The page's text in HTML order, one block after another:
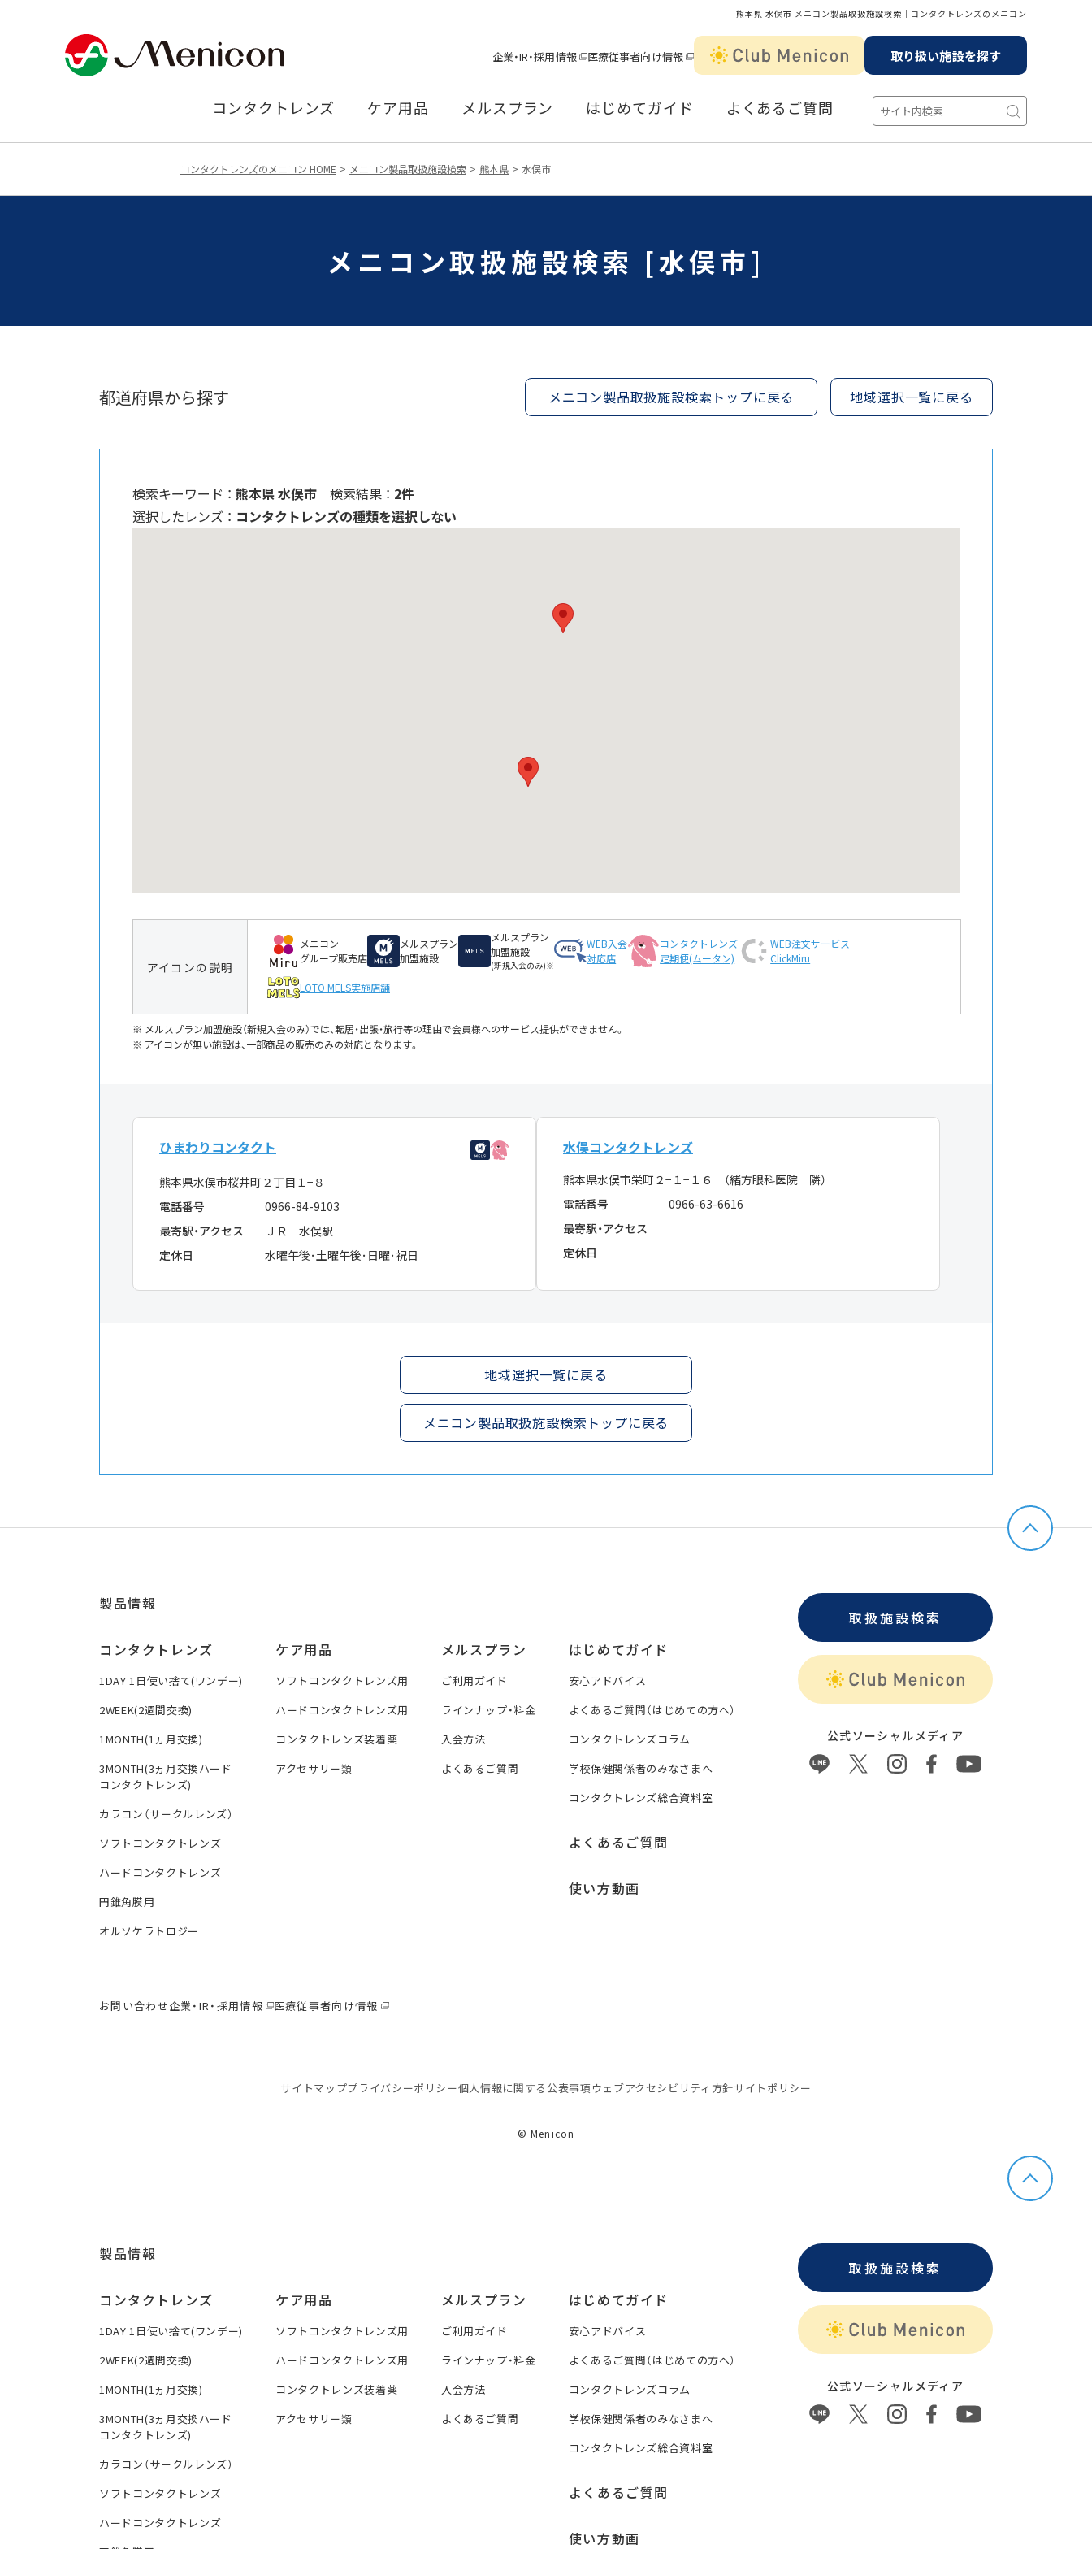
熊本県 水俣市 メニコン製品取扱施設検索│コンタクトレンズのメニコン
企業・IR・採用情報 医療従事者向け情報 取り扱い施設を探す
コンタクトレンズ ケア用品 メルスプラン はじめてガイド よくあるご質問
コンタクトレンズのメニコン HOME メニコン製品取扱施設検索 熊本県 水俣市
メニコン取扱施設検索 [水俣市]
都道府県から探す メニコン製品取扱施設検索トップに戻る 地域選択一覧に戻る
検索キーワード ： 熊本県 水俣市 検索結果 ： 2件
選択したレンズ ： コンタクトレンズの種類を選択しない
アイコンの説明
メニコン
グループ販売店
メルスプラン
加盟施設
メルスプラン
加盟施設
(新規入会のみ)※
WEB入会
対応店
コンタクトレンズ
定期便(ムータン)
WEB注文サービス
ClickMiru
LOTO MELS実施店舗
メルスプラン加盟施設（新規入会のみ）では、転居・出張・旅行等の理由で会員様へのサービス提供ができません。
アイコンが無い施設は、一部商品の販売のみの対応となります。
ひまわりコンタクト
熊本県水俣市桜井町２丁目１−８
電話番号
0966-84-9103
最寄駅・アクセス
ＪＲ 水俣駅
定休日
水曜午後･土曜午後･日曜･祝日
水俣コンタクトレンズ
熊本県水俣市栄町２−１−１６ （緒方眼科医院 隣）
電話番号
0966-63-6616
最寄駅・アクセス
定休日
地域選択一覧に戻る
メニコン製品取扱施設検索トップに戻る
製品情報
コンタクトレンズ
1DAY 1日使い捨て(ワンデー)
2WEEK(2週間交換)
1MONTH(1ヵ月交換)
3MONTH(3ヵ月交換ハード
コンタクトレンズ)
カラコン（サークルレンズ）
ソフトコンタクトレンズ
ハードコンタクトレンズ
円錐角膜用
オルソケラトロジー
ケア用品
ソフトコンタクトレンズ用
ハードコンタクトレンズ用
コンタクトレンズ装着薬
アクセサリー類
メルスプラン
ご利用ガイド
ラインナップ・料金
入会方法
よくあるご質問
はじめてガイド
安心アドバイス
よくあるご質問（はじめての方へ）
コンタクトレンズコラム
学校保健関係者のみなさまへ
コンタクトレンズ総合資料室
よくあるご質問
使い方動画
取扱施設検索
公式ソーシャルメディア
お問い合わせ企業・IR・採用情報 医療従事者向け情報
サイトマッププライバシーポリシー個⼈情報に関する公表事項 ウェブアクセシビリティ方針サイトポリシー
© Menicon
製品情報
コンタクトレンズ
1DAY 1日使い捨て(ワンデー)
2WEEK(2週間交換)
1MONTH(1ヵ月交換)
3MONTH(3ヵ月交換ハード
コンタクトレンズ)
カラコン（サークルレンズ）
ソフトコンタクトレンズ
ハードコンタクトレンズ
ケア用品
ソフトコンタクトレンズ用
ハードコンタクトレンズ用
コンタクトレンズ装着薬
アクセサリー類
メルスプラン
ご利用ガイド
ラインナップ・料金
入会方法
よくあるご質問
はじめてガイド
安心アドバイス
よくあるご質問（はじめての方へ）
コンタクトレンズコラム
学校保健関係者のみなさまへ
コンタクトレンズ総合資料室
よくあるご質問
使い方動画
取扱施設検索
公式ソーシャルメディア